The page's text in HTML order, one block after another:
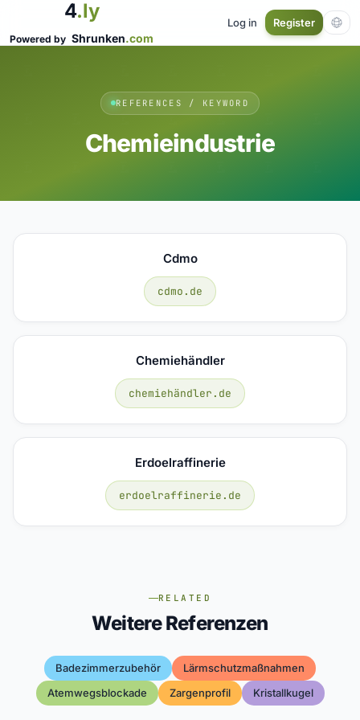
4.ly
Powered by Shrunken.com
Log in Register
REFERENCES / KEYWORD
Chemieindustrie
Cdmo
cdmo.de
Chemiehändler
chemiehändler.de
Erdoelraffinerie
erdoelraffinerie.de
RELATED
Weitere Referenzen
Badezimmerzubehör
Lärmschutzmaßnahmen
Atemwegsblockade
Zargenprofil Kristallkugel